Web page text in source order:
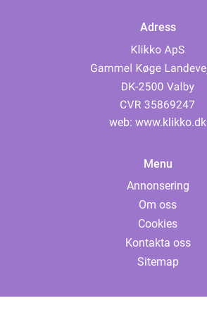
Adress
web: www.klikko.dk
Menu
Annonsering
Om oss
Cookies
Kontakta oss
Sitemap